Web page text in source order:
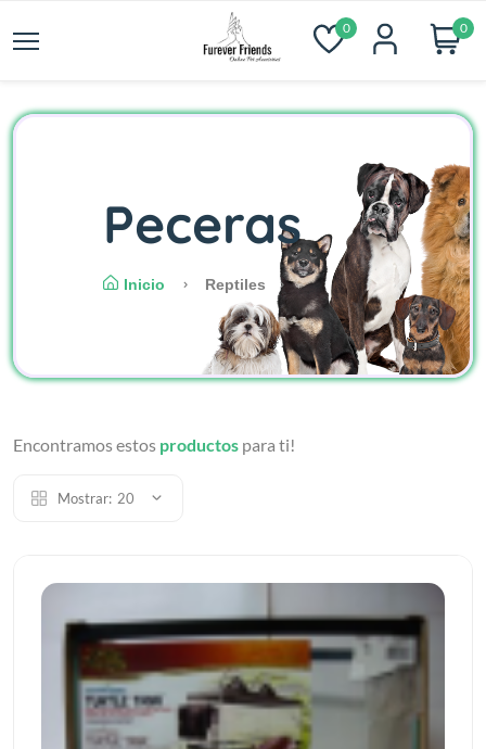
0 0
Peceras
Inicio Reptiles
Encontramos estos productos para ti!
Mostrar: 20